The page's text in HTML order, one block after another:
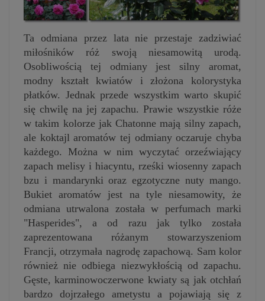
Ta odmiana przez lata nie przestaje zadziwiać
miłośników róż swoją niesamowitą urodą.
Osobliwością tej odmiany jest silny aromat,
modny kształt kwiatów i złożona kolorystyka
płatków. Jednak przede wszystkim warto skupić
się chwilę na jej zapachu. Prawie wszystkie róże
w takim kolorze jak Chatonne mają silny zapach,
ale koktajl aromatów tej odmiany oczaruje chyba
każdego. Można w nim wyczytać orzeźwiający
zapach melisy i hiacyntu, rześki wiosenny zapach
bzu i mandarynki oraz egzotyczne nuty mango.
Bukiet aromatów jest na tyle niesamowity, że
odmiana utrwalona została w perfumach marki
"Hasperides", a od razu jak tylko została
zaprezentowana różanym stowarzyszeniom
Francji, otrzymała nagrodę zapachową. Sam kolor
również nie odbiega niezwykłością od zapachu.
Gęste, karminowoczerwone kwiaty są jak otchłań
bardzo dojrzałego ametystu a pojawiają się z